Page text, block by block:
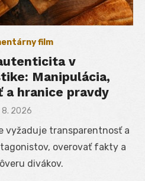
film
v
Manipulácia,
a hranice pravdy
8. 2026
vyžaduje transparentnosť a
overovať fakty a
divákov.